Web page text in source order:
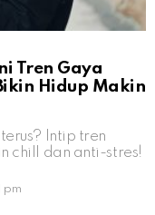
Tren Gaya
Hidup Makin
Intip tren
chill dan anti-stres!
pm